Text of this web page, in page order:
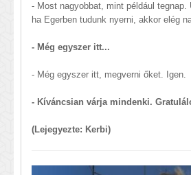
- Most nagyobbat, mint például tegnap.
ha Egerben tudunk nyerni, akkor elég
- Még egyszer itt...
- Még egyszer itt, megverni őket. Igen.
- Kíváncsian várja mindenki.
(Lejegyezte: Kerbi)